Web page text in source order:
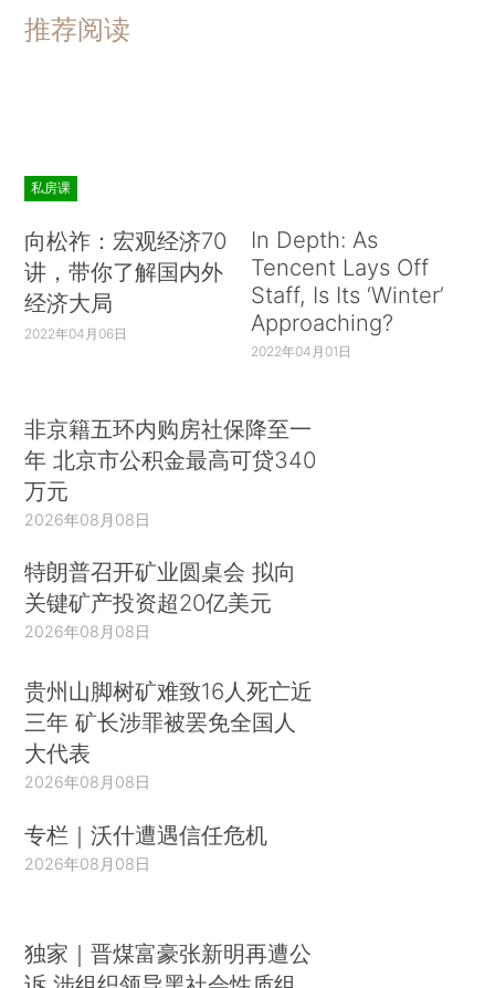
推荐阅读
私房课
向松祚：宏观经济70
讲，带你了解国内外
经济大局
2022年04月06日
In Depth: As
Tencent Lays Off
Staff, Is Its ‘Winter’
Approaching?
2022年04月01日
非京籍五环内购房社保降至一
年 北京市公积金最高可贷340
万元
2026年08月08日
特朗普召开矿业圆桌会 拟向
关键矿产投资超20亿美元
2026年08月08日
贵州山脚树矿难致16人死亡近
三年 矿长涉罪被罢免全国人
大代表
2026年08月08日
专栏｜沃什遭遇信任危机
2026年08月08日
独家｜晋煤富豪张新明再遭公